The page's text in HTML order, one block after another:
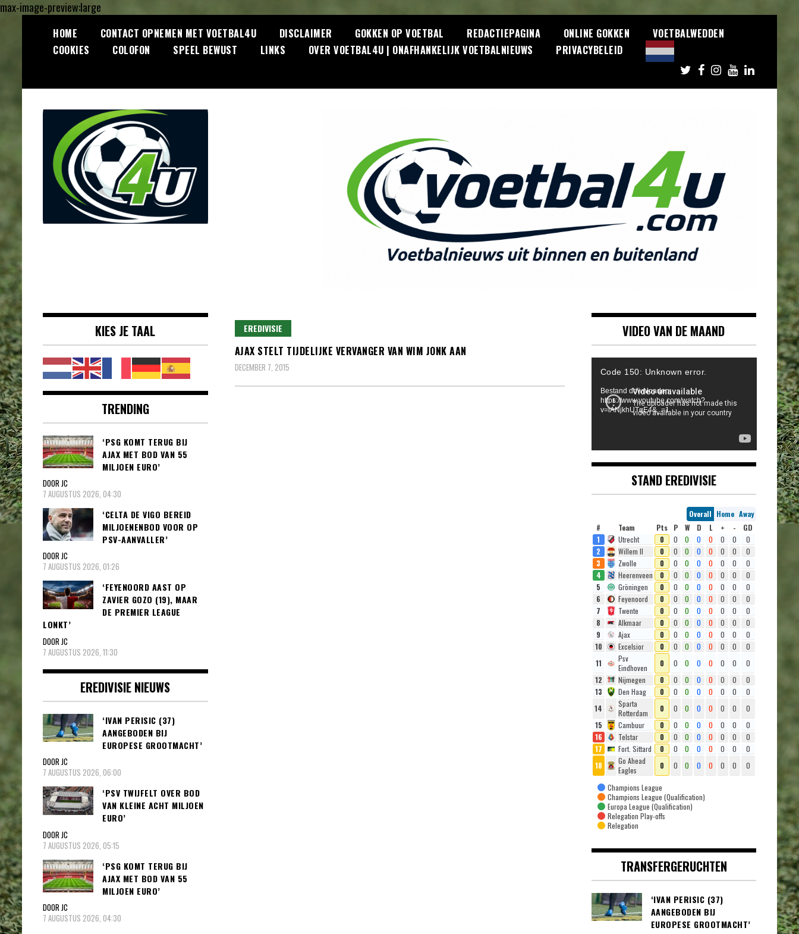
max-image-preview:large
HOME CONTACT OPNEMEN MET VOETBAL4U DISCLAIMER GOKKEN OP VOETBAL REDACTIEPAGINA ONLINE GOKKEN
VOETBALWEDDEN
COOKIES
COLOFON SPEEL BEWUST LINKS OVER VOETBAL4U | ONAFHANKELIJK VOETBALNIEUWS PRIVACYBELEID
Eredivisie &
Internationaal
voetbal |
EREDIVISIE
AJAX STELT TIJDELIJKE VERVANGER VAN WIM JONK AAN
DECEMBER 7, 2015
KIES JE TAAL
TRENDING
‘PSG KOMT TERUG BIJ
AJAX MET BOD VAN 55
MILJOEN EURO’
DOOR JC
7 AUGUSTUS 2026, 04:30
‘CELTA DE VIGO BEREID
MILJOENENBOD VOOR OP
PSV-AANVALLER’
DOOR JC
7 AUGUSTUS 2026, 01:26
‘FEYENOORD AAST OP
ZAVIER GOZO (19), MAAR
DE PREMIER LEAGUE
LONKT’
DOOR JC
7 AUGUSTUS 2026, 11:30
EREDIVISIE NIEUWS
‘IVAN PERISIC (37)
AANGEBODEN BIJ
EUROPESE GROOTMACHT’
DOOR JC
7 AUGUSTUS 2026, 06:00
‘PSV TWIJFELT OVER BOD
VAN KLEINE ACHT MILJOEN
EURO’
DOOR JC
7 AUGUSTUS 2026, 05:15
‘PSG KOMT TERUG BIJ
AJAX MET BOD VAN 55
MILJOEN EURO’
DOOR JC
7 AUGUSTUS 2026, 04:30
VIDEO VAN DE MAAND
Code 150: Unknown error.
Bestand downloaden:
https://www.youtube.com/watch?
v=iANjkhUTqE4&_=1
STAND EREDIVISIE
Overall Home Away
#
Team Pts P W D L + -
GD
1
Utrecht 0 0 0 0 0 0 0
0
2
Willem II 0 0 0 0 0 0 0
0
3
Zwolle 0 0 0 0 0 0 0
0
4
Heerenveen 0 0 0 0 0 0 0
0
5
Gröningen 0 0 0 0 0 0 0
0
6
Feyenoord 0 0 0 0 0 0 0
0
7
Twente 0 0 0 0 0 0 0
0
8
Alkmaar 0 0 0 0 0 0 0
0
9
Ajax 0 0 0 0 0 0 0
0
10
Excelsior 0 0 0 0 0 0 0
0
11
Psv
Eindhoven
0 0 0 0 0 0 0
0
12
Nijmegen 0 0 0 0 0 0 0
0
13
Den Haag 0 0 0 0 0 0 0
0
14
Sparta
Rotterdam
0 0 0 0 0 0 0
0
15
Cambuur 0 0 0 0 0 0 0
0
16
Telstar 0 0 0 0 0 0 0
0
17
Fort. Sittard 0 0 0 0 0 0 0
0
18
Go Ahead
Eagles
0 0 0 0 0 0 0 0
Champions League
Champions League (Qualification)
Europa League (Qualification)
Relegation Play-offs
Relegation
TRANSFERGERUCHTEN
‘IVAN PERISIC (37)
AANGEBODEN BIJ
EUROPESE GROOTMACHT’